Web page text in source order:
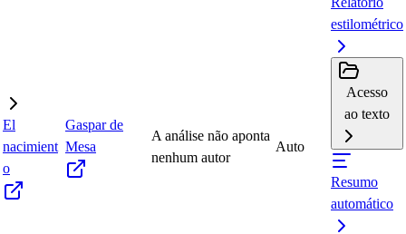
El
nacimient
o
Gaspar de
Mesa
A análise não aponta
nenhum autor
Auto
estilométrico
Acesso
ao texto
Resumo
automático